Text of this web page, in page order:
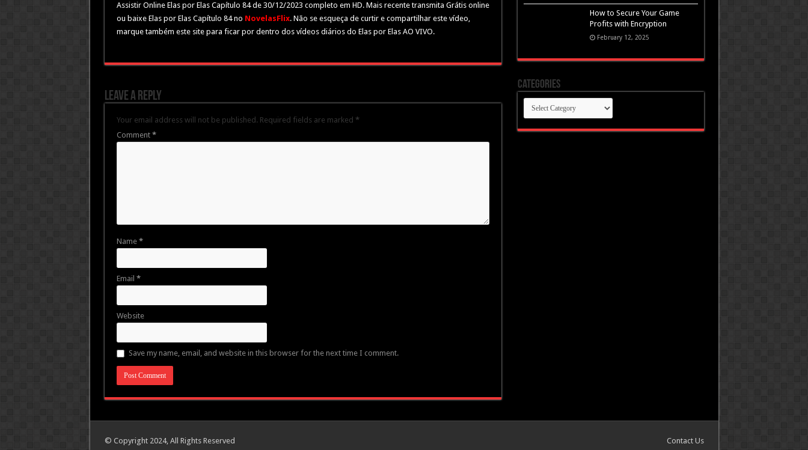
Assistir Online Elas por Elas Capítulo 84 de 30/12/2023 completo em HD. Mais recente transmita Grátis online
ou baixe Elas por Elas Capítulo 84 no NovelasFlix. Não se esqueça de curtir e compartilhar este vídeo,
marque também este site para ficar por dentro dos vídeos diários do Elas por Elas AO VIVO.
Leave a Reply
Your email address will not be published. Required fields are marked *
Comment *
Name *
Email *
Website
Save my name, email, and website in this browser for the next time I comment.
How to Secure Your Game
Profits with Encryption
February 12, 2025
Categories
Categories
Contact Us
© Copyright 2024, All Rights Reserved